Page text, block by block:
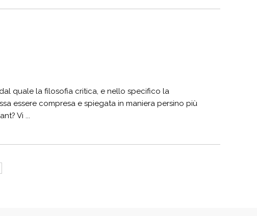
quale la filosofia critica, e nello specifico la
essere compresa e spiegata in maniera persino più
Vi ...